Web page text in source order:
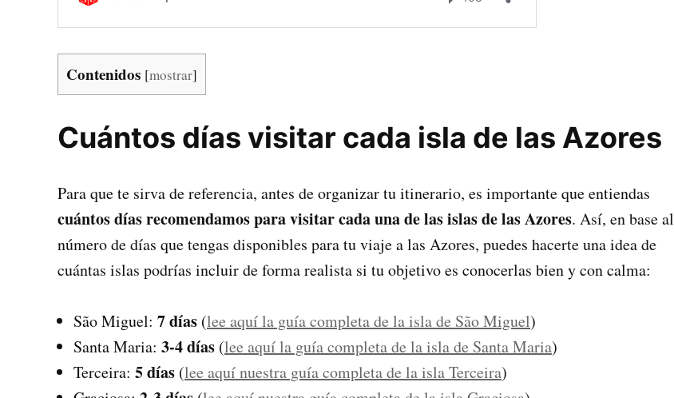
Contenidos [mostrar]
Cuántos días visitar cada isla de las Azores
Para que te sirva de referencia, antes de organizar tu itinerario, es importante que entiendas
cuántos días recomendamos para visitar cada una de las islas de las Azores. Así, en base al
número de días que tengas disponibles para tu viaje a las Azores, puedes hacerte una idea de
cuántas islas podrías incluir de forma realista si tu objetivo es conocerlas bien y con calma:
São Miguel: 7 días (lee aquí la guía completa de la isla de São Miguel)
Santa Maria: 3-4 días (lee aquí la guía completa de la isla de Santa Maria)
Terceira: 5 días (lee aquí nuestra guía completa de la isla Terceira)